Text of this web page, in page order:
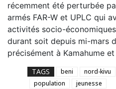
récemment été perturbée
armés FAR-W et UPLC qui
activités socio-
durant soit depuis mi-mars
précisément à Kamahume
TAGS beni nord-kivu
population
jeunesse